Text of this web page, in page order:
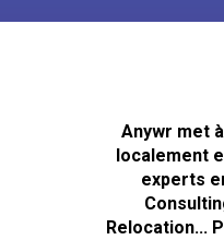
Anywr met
localement
experts
Relocation...